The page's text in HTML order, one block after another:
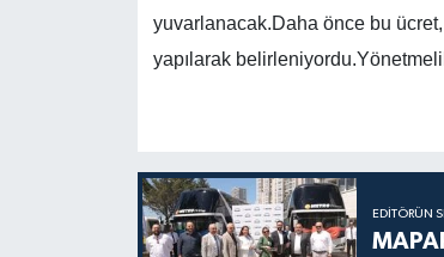
yuvarlanacak.Daha önce bu ücret,
yapılarak
EDITÖRÜN